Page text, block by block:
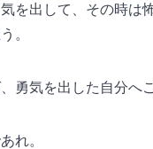
を出して、その時は
。
勇気を出した自分へ
れ。